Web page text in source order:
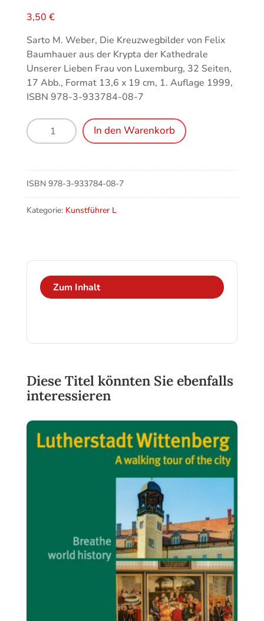
3,50 €
Sarto M. Weber, Die Kreuzwegbilder von Felix
Baumhauer aus der Krypta der Kathedrale
Unserer Lieben Frau von Luxemburg, 32 Seiten,
17 Abb., Format 13,6 x 19 cm, 1. Auflage 1999,
ISBN 978-3-933784-08-7
Luxemburg,
Kathedrale,
von
Felix
Baumhauer
Menge
In den Warenkorb
ISBN 978-3-933784-08-7
Kategorie: Kunstführer L
Zum Inhalt
Diese Titel könnten Sie ebenfalls
interessieren